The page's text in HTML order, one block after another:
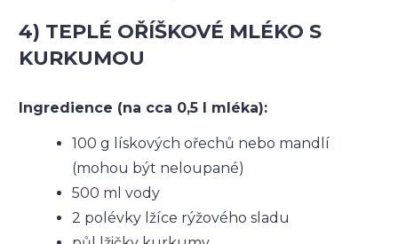
4) TEPLÉ OŘÍŠKOVÉ MLÉKO S
KURKUMOU
Ingredience (na cca 0,5 l mléka):
100 g lískových ořechů nebo mandlí
(mohou být neloupané)
500 ml vody
2 polévky lžíce rýžového sladu